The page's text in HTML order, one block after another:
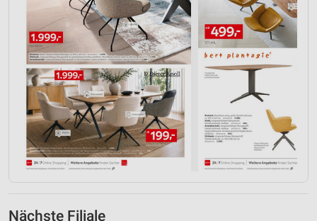
Nächste Filiale